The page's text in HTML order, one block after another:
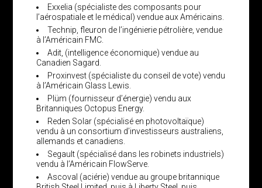
Exxelia (spécialiste des composants pour
l’aérospatiale et le médical) vendue aux Américains.
Technip, fleuron de l’ingénierie pétrolière, vendue
à l’Américain FMC.
Adit, (intelligence économique) vendue au
Canadien Sagard.
Proxinvest (spécialiste du conseil de vote) vendu
à l’Américain Glass Lewis.
Plüm (fournisseur d’énergie) vendu aux
Britanniques Octopus Energy.
Reden Solar (spécialisé en photovoltaïque)
vendu à un consortium d’investisseurs australiens,
allemands et canadiens.
Segault (spécialisé dans les robinets industriels)
vendu à l’Américain FlowServe.
Ascoval (aciérie) vendue au groupe britannique